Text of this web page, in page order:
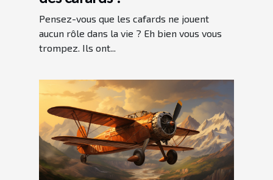
Pensez-vous que les cafards ne jouent
aucun rôle dans la vie ? Eh bien vous vous
trompez. Ils ont...